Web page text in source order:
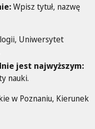
Wpisz tytuł, nazwę
Uniwersytet
jest najwyższym:
nauki.
w Poznaniu, Kierunek